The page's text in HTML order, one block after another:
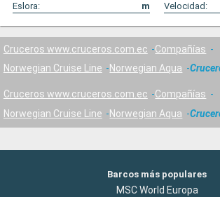
Eslora:
m Velocidad:
Cruceros www.cruceros.com.ec
Compañías
Norwegian Cruise Line
Norwegian Aqua
Cruceros www.cruceros.com.ec
Compañías
Norwegian Cruise Line
Norwegian Aqua
Barcos más populares
MSC World Europa